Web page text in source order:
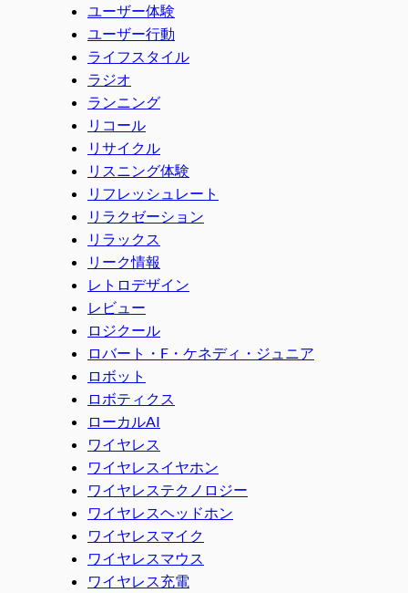
ユーザー体験
ユーザー行動
ライフスタイル
ラジオ
ランニング
リコール
リサイクル
リスニング体験
リフレッシュレート
リラクゼーション
リラックス
リーク情報
レトロデザイン
レビュー
ロジクール
ロバート・F・ケネディ・ジュニア
ロボット
ロボティクス
ローカルAI
ワイヤレス
ワイヤレスイヤホン
ワイヤレステクノロジー
ワイヤレスヘッドホン
ワイヤレスマイク
ワイヤレスマウス
ワイヤレス充電